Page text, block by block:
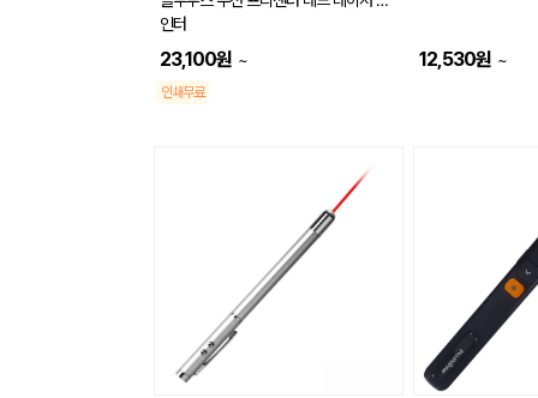
인터
23,100원 ~
인쇄무료
12,530원 ~